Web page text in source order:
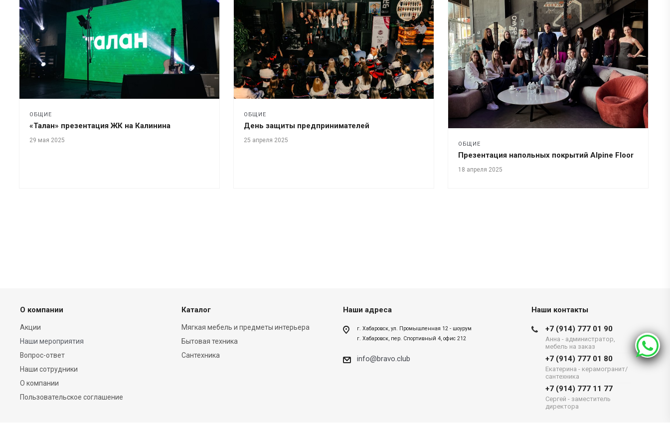
ОБЩИЕ
«Талан» презентация ЖК на Калинина
29 мая 2025
ОБЩИЕ
День защиты предпринимателей
25 апреля 2025
ОБЩИЕ
Презентация напольных покрытий Alpine Floor
18 апреля 2025
О компании
Акции
Наши мероприятия
Вопрос-ответ
Наши сотрудники
О компании
Пользовательское соглашение
Каталог
Мягкая мебель и предметы интерьера
Бытовая техника
Сантехника
Наши адреса
г. Хабаровск, ул. Промышленная 12 - шоурум
г. Хабаровск, пер. Спортивный 4, офис 212
info@bravo.club
Наши контакты
+7 (914) 777 01 90
Анна - администратор,
мебель на заказ
+7 (914) 777 01 80
Екатерина - керамогранит/
сантехника
+7 (914) 777 11 77
Сергей - заместитель
директора